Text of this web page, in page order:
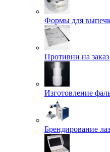
Формы для
Противни на
Изготовление
Брендирование